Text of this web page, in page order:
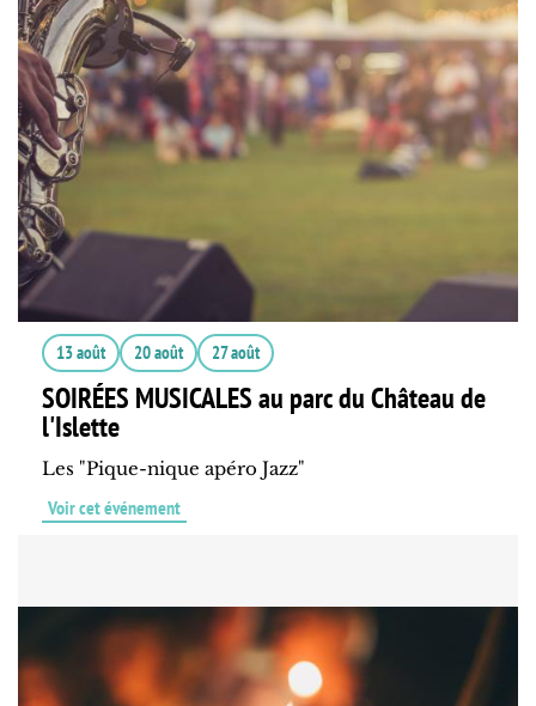
13 août 20 août 27 août
SOIRÉES MUSICALES au parc du Château de
l'Islette
Les "Pique-nique apéro Jazz"
Voir cet événement